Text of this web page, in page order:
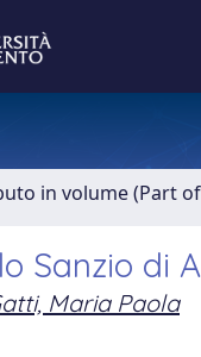
in volume (Part
Sanzio di
Maria Paola